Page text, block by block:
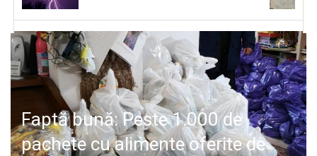
SANATATE
SPORT
SPECIAL
POLITIC
LIFE
Faptă bună: Peste 1.000 de
pachete cu alimente oferite de